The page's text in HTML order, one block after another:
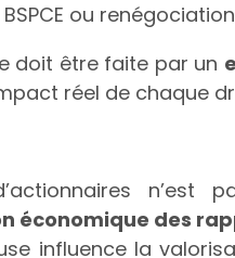
ou
doit être faite par un
réel de chaque
n’est
économique des
influence la